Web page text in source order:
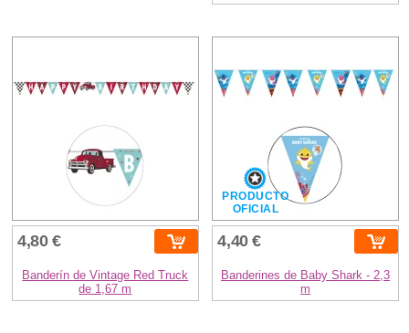
4,80 €
Banderín de Vintage Red Truck
de 1,67 m
PRODUCTO
OFICIAL
4,40 €
Banderines de Baby Shark - 2,3
m